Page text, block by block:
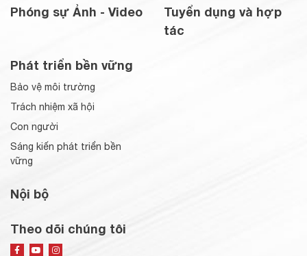
Phóng sự Ảnh - Video
Tuyển dụng và hợp
tác
Phát triển bền vững
Bảo vệ môi trường
Trách nhiệm xã hội
Con người
Sáng kiến phát triển bền
vững
Nội bộ
Theo dõi chúng tôi